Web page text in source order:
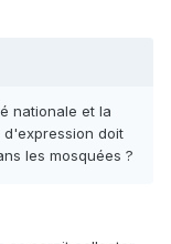
nationale et la
doit
les mosquées ?